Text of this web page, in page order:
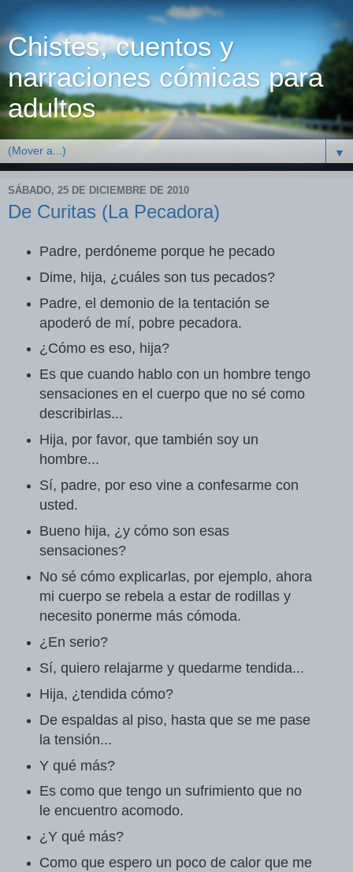
Chistes, cuentos y
narraciones cómicas para
adultos
▼
SÁBADO, 25 DE DICIEMBRE DE 2010
De Curitas (La Pecadora)
Padre, perdóneme porque he pecado
Dime, hija, ¿cuáles son tus pecados?
Padre, el demonio de la tentación se
apoderó de mí, pobre pecadora.
¿Cómo es eso, hija?
Es que cuando hablo con un hombre tengo
sensaciones en el cuerpo que no sé como
describirlas...
Hija, por favor, que también soy un
hombre...
Sí, padre, por eso vine a confesarme con
usted.
Bueno hija, ¿y cómo son esas
sensaciones?
No sé cómo explicarlas, por ejemplo, ahora
mi cuerpo se rebela a estar de rodillas y
necesito ponerme más cómoda.
¿En serio?
Sí, quiero relajarme y quedarme tendida...
Hija, ¿tendida cómo?
De espaldas al piso, hasta que se me pase
la tensión...
Y qué más?
Es como que tengo un sufrimiento que no
le encuentro acomodo.
¿Y qué más?
Como que espero un poco de calor que me